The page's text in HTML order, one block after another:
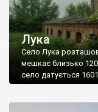
Лука
Село Лука
мешкає близько
село датується
першим